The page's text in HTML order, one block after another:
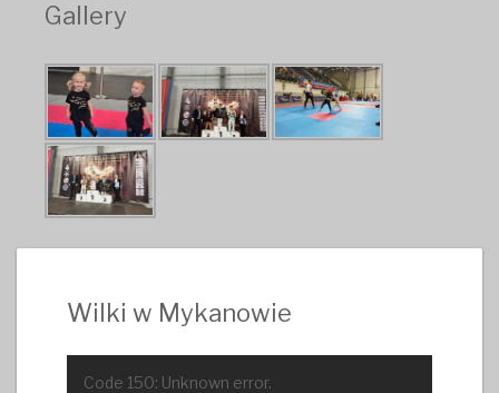
Gallery
Wilki w Mykanowie
Code 150: Unknown error.